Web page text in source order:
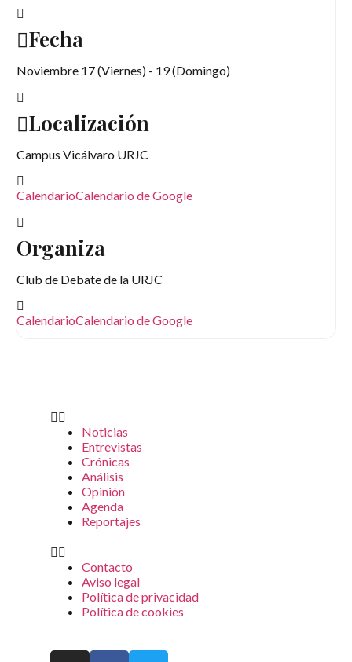
Fecha
Noviembre 17 (Viernes) - 19 (Domingo)
Localización
Campus Vicálvaro URJC
CalendarioCalendario de Google
Organiza
Club de Debate de la URJC
CalendarioCalendario de Google
Noticias
Entrevistas
Crónicas
Análisis
Opinión
Agenda
Reportajes
Contacto
Aviso legal
Política de privacidad
Política de cookies